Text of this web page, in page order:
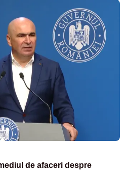
de afaceri despre